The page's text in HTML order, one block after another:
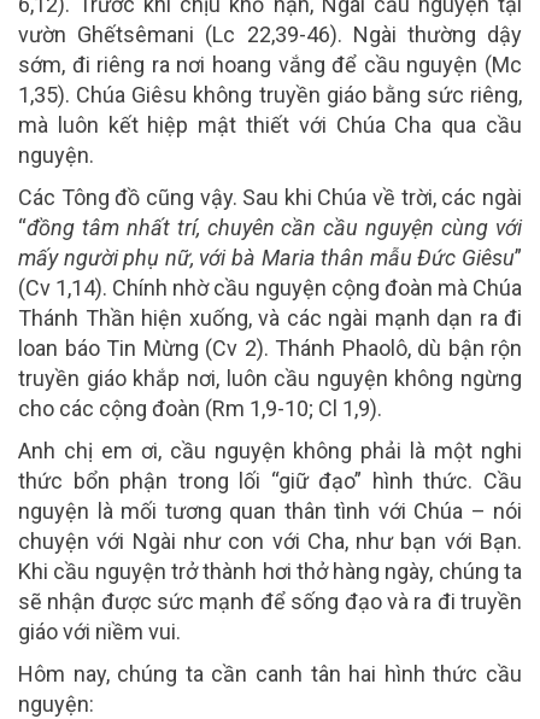
vườn Ghếtsêmani (Lc 22,39-46). Ngài thường dậy
sớm, đi riêng ra nơi hoang vắng để cầu nguyện (Mc
1,35). Chúa Giêsu không truyền giáo bằng sức riêng,
mà luôn kết hiệp mật thiết với Chúa Cha qua cầu
nguyện.
Các Tông đồ cũng vậy. Sau khi Chúa về trời, các ngài
“đồng tâm nhất trí, chuyên cần cầu nguyện cùng với
mấy người phụ nữ, với bà Maria thân mẫu Đức Giêsu”
(Cv 1,14). Chính nhờ cầu nguyện cộng đoàn mà Chúa
Thánh Thần hiện xuống, và các ngài mạnh dạn ra đi
loan báo Tin Mừng (Cv 2). Thánh Phaolô, dù bận rộn
truyền giáo khắp nơi, luôn cầu nguyện không ngừng
cho các cộng đoàn (Rm 1,9-10; Cl 1,9).
Anh chị em ơi, cầu nguyện không phải là một nghi
thức bổn phận trong lối “giữ đạo” hình thức. Cầu
nguyện là mối tương quan thân tình với Chúa – nói
chuyện với Ngài như con với Cha, như bạn với Bạn.
Khi cầu nguyện trở thành hơi thở hàng ngày, chúng ta
sẽ nhận được sức mạnh để sống đạo và ra đi truyền
giáo với niềm vui.
Hôm nay, chúng ta cần canh tân hai hình thức cầu
nguyện: